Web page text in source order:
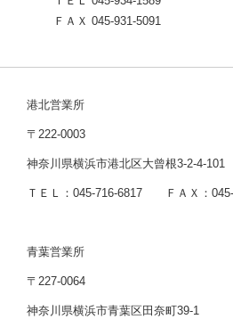
ＦＡＸ 045-931-5091
港北営業所
〒222-0003
神奈川県横浜市港北区大曾根3-2-4-101
ＴＥＬ：045-716-6817 ＦＡＸ：045-
青葉営業所
〒227-0064
神奈川県横浜市青葉区田奈町39-1